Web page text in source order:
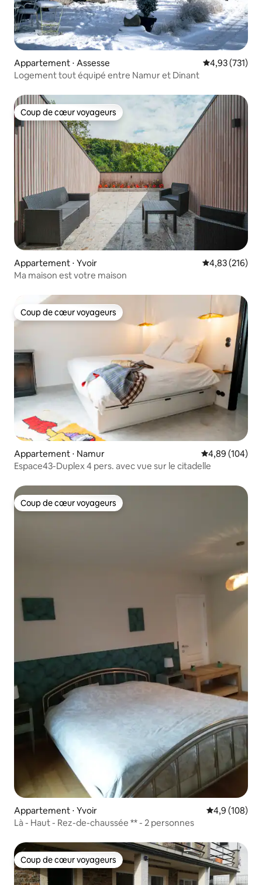
Appartement ⋅ Assesse Évaluation
4,93 (731)
Logement tout équipé entre Namur et Dinant
Coup de cœur voyageurs
Coup de cœur voyageurs
Appartement ⋅ Yvoir Évaluation
4,83 (216)
Ma maison est votre maison
Coup de cœur voyageurs
Coup de cœur voyageurs
Appartement ⋅ Namur Évaluation
4,89 (104)
Espace43-Duplex 4 pers. avec vue sur le citadelle
Coup de cœur voyageurs
Coup de cœur voyageurs
Appartement ⋅ Yvoir Évaluation
4,9 (108)
Là - Haut - Rez-de-chaussée ** - 2 personnes
Coup de cœur voyageurs
Coup de cœur voyageurs